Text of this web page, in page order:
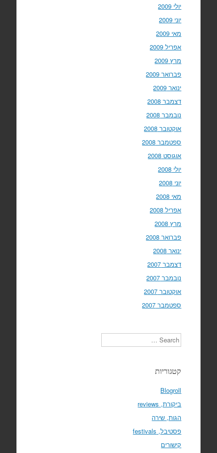
יולי 2009
יוני 2009
מאי 2009
אפריל 2009
מרץ 2009
פברואר 2009
ינואר 2009
דצמבר 2008
נובמבר 2008
אוקטובר 2008
ספטמבר 2008
אוגוסט 2008
יולי 2008
יוני 2008
מאי 2008
אפריל 2008
מרץ 2008
פברואר 2008
ינואר 2008
דצמבר 2007
נובמבר 2007
אוקטובר 2007
ספטמבר 2007
Search
קטגוריות
Blogroll
ביקורת, reviews
הגות, שירה
פסטיבל, festivals
קישורים